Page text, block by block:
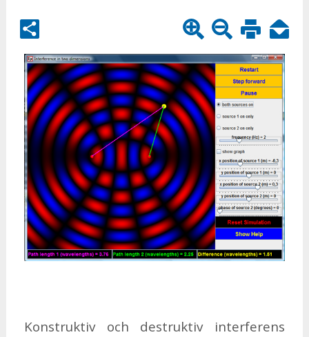
Kon­struk­tiv och de­struk­tiv in­ter­fe­rens